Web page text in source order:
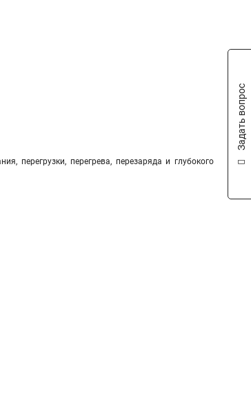
перегрузки, перегрева, перезаряда и глубокого
Задать вопрос